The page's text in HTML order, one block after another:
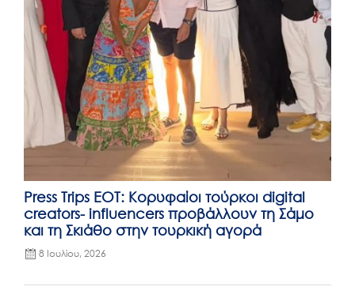
Press Trips EΟΤ: Kορυφαίοι τούρκοι digital
creators- influencers προβάλλουν τη Σάμο
και τη Σκιάθο στην τουρκική αγορά
8 Ιουλίου, 2026